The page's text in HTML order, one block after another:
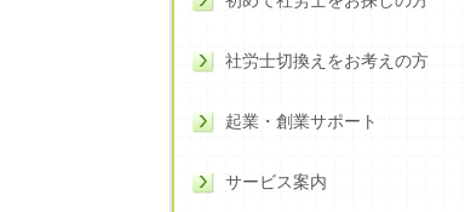
社労士切換えをお考えの方
起業・創業サポート
サービス案内